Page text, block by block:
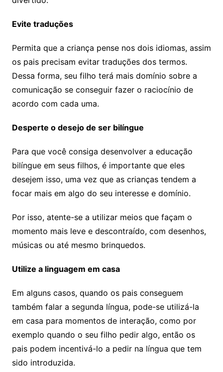
Evite traduções
Permita que a criança pense nos dois idiomas, assim
os pais precisam evitar traduções dos termos.
Dessa forma, seu filho terá mais domínio sobre a
comunicação se conseguir fazer o raciocínio de
acordo com cada uma.
Desperte o desejo de ser bilíngue
Para que você consiga desenvolver a educação
bilíngue em seus filhos, é importante que eles
desejem isso, uma vez que as crianças tendem a
focar mais em algo do seu interesse e domínio.
Por isso, atente-se a utilizar meios que façam o
momento mais leve e descontraído, com desenhos,
músicas ou até mesmo brinquedos.
Utilize a linguagem em casa
Em alguns casos, quando os pais conseguem
também falar a segunda língua, pode-se utilizá-la
em casa para momentos de interação, como por
exemplo quando o seu filho pedir algo, então os
pais podem incentivá-lo a pedir na língua que tem
sido introduzida.